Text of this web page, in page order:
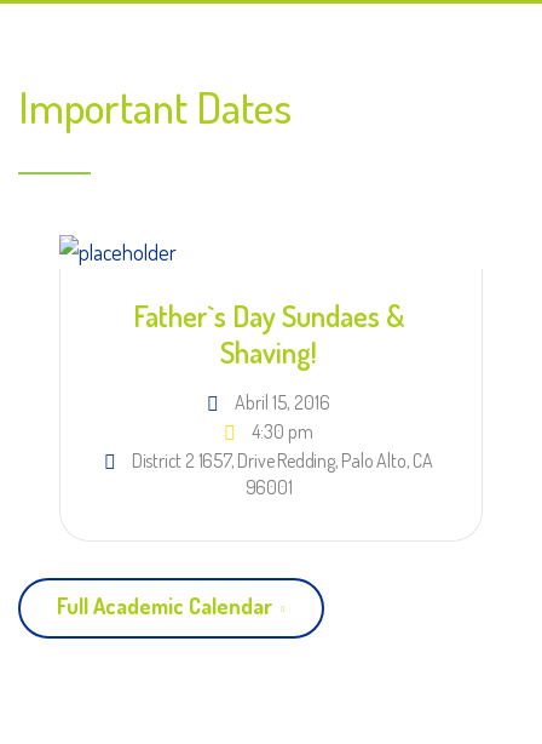
Important Dates
Father`s Day Sundaes &
Shaving!
Abril 15, 2016
4:30 pm
District 2 1657, Drive Redding, Palo Alto, CA
96001
Full Academic Calendar